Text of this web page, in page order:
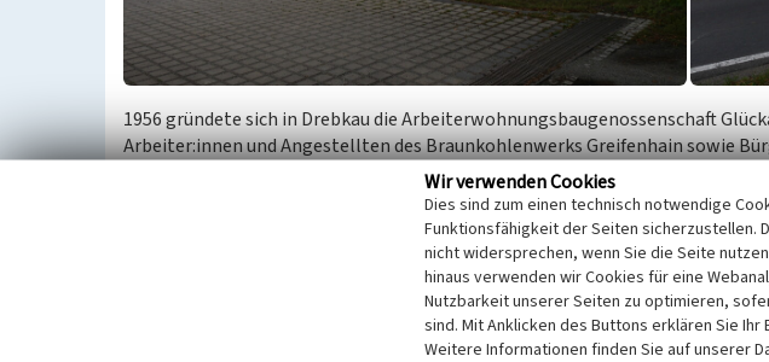
1956 gründete sich in Drebkau die Arbeiterwohnungsbaugenossenschaft
Arbeiter:innen und Angestellten des Braunkohlenwerks Greifenhain sowie
Stadt. Im ersten Bauabschnitt entstanden bis 1958 drei Reihenhausbauten an
Die Gebäude Spremberger Straße 20-24 und 26-28 wurden als zweiter
Von 1962 bis 1968 schließlich entstanden die Geschossbauten Spremberger
Wir verwenden Cookies
Dies sind zum einen technisch notwendige
Funktionsfähigkeit der Seiten sicherzustellen.
nicht widersprechen, wenn Sie die Seite
hinaus verwenden wir Cookies für eine
Nutzbarkeit unserer Seiten zu optimieren,
sind. Mit Anklicken des Buttons erklären Sie Ihr
Weitere Informationen finden Sie auf unserer